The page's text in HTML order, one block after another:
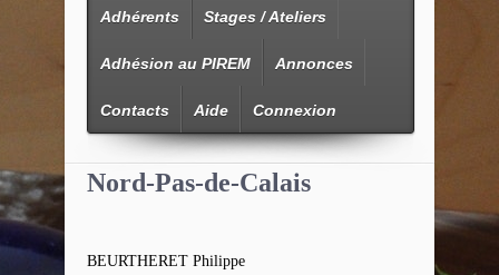
Adhérents Stages / Ateliers
Adhésion au PIREM Annonces
Contacts Aide Connexion
Nord-Pas-de-Calais
BEURTHERET Philippe